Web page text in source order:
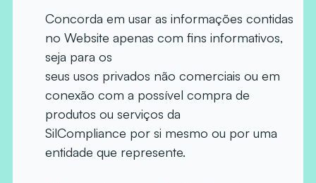
Concorda em usar as informações contidas
no Website apenas com fins informativos,
seja para os
seus usos privados não comerciais ou em
conexão com a possível compra de
produtos ou serviços da
SilCompliance por si mesmo ou por uma
entidade que represente.